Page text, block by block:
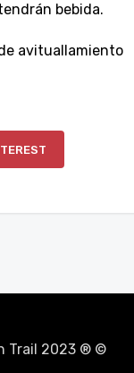
bebida.
avituallamiento
Trail 2023 ® ©